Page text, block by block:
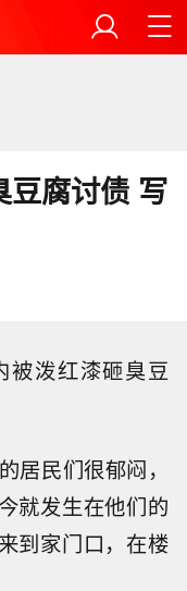
豆腐讨债 写
被泼红漆砸臭豆
居民们很郁闷，
就发生在他们的
到家门口，在楼